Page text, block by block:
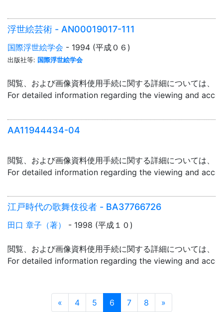
浮世絵芸術 - AN00019017-111
国際浮世絵学会 - 1994 (平成０６)
出版社等: 国際浮世絵学会
閲覧、および画像資料使用手続に関する詳細については、「
For detailed information regarding the viewing and
AA11944434-04
閲覧、および画像資料使用手続に関する詳細については、「
For detailed information regarding the viewing and
江戸時代の歌舞伎役者 - BA37766726
田口 章子（著） - 1998 (平成１０)
閲覧、および画像資料使用手続に関する詳細については、「
For detailed information regarding the viewing and
« Prev
4 5 6 7 8 Next
»